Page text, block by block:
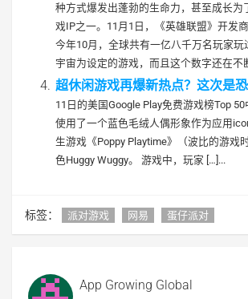
种方式爆发出蓬勃的生命力，甚至成长为
戏IP之一。11月1日，《英雄联盟》开发
今年10月，全球共有一亿八千万名玩家玩
宇宙为设定的游戏，而且这个数字还在不
超休闲游戏再爆新热点？这次是
11日的美国Google Play免费游戏榜Top
使用了一个蓝色毛绒人偶形象作为应用
生游戏《Poppy Playtime》（波比的游戏
色Huggy Wuggy。 游戏中，玩家 […]...
标签： 派对游戏 网易 蛋仔派对
App Growing Global